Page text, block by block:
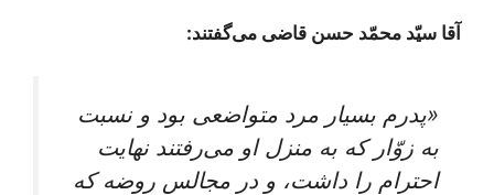
آقا سیّد محمّد حسن قاضی می‌گفتند:
«پدرم بسیار مرد متواضعی بود و نسبت
به زوّار که به منزل او می‌رفتند نهایت
احترام را داشت، و در مجالس روضه که